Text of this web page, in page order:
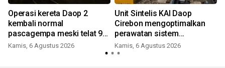
Operasi kereta Daop 2
kembali normal
pascagempa meski telat 9-
60 menit
Kamis, 6 Agustus 2026
Unit Sintelis KAI Daop
Cirebon mengoptimalkan
perawatan sistem
perjalanan KA
Kamis, 6 Agustus 2026